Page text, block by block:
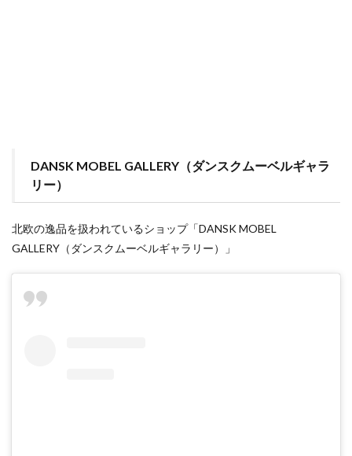
DANSK MOBEL GALLERY（ダンスクムーベルギャラ
リー）
北欧の逸品を扱われているショップ「DANSK MOBEL
GALLERY（ダンスクムーベルギャラリー）」